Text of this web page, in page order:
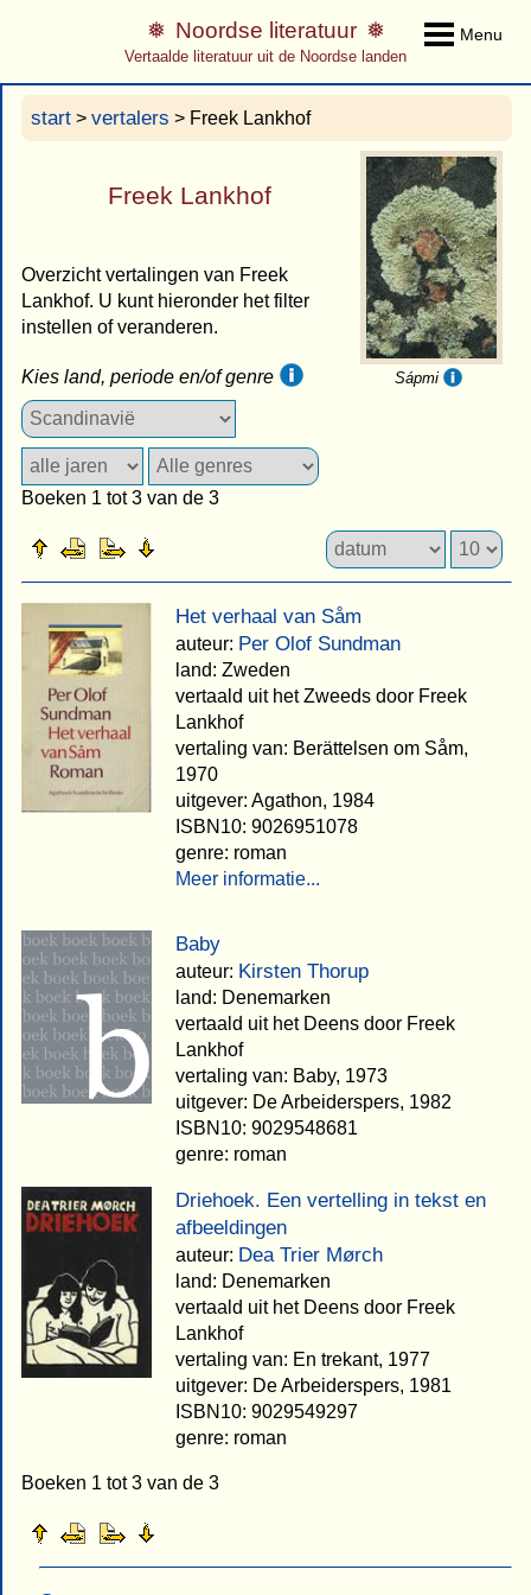
Menu
Noordse literatuur
Vertaalde literatuur uit de Noordse landen
start > vertalers > Freek Lankhof
Sápmi
Freek Lankhof
Overzicht vertalingen van Freek
Lankhof. U kunt hieronder het filter
instellen of veranderen.
Kies land, periode en/of genre
Boeken 1 tot 3 van de 3
Het verhaal van Såm
auteur: Per Olof Sundman
land: Zweden
vertaald uit het Zweeds door Freek
Lankhof
vertaling van: Berättelsen om Såm,
1970
uitgever: Agathon, 1984
ISBN10: 9026951078
genre: roman
Meer informatie...
Baby
auteur: Kirsten Thorup
land: Denemarken
vertaald uit het Deens door Freek
Lankhof
vertaling van: Baby, 1973
uitgever: De Arbeiderspers, 1982
ISBN10: 9029548681
genre: roman
Driehoek. Een vertelling in tekst en
afbeeldingen
auteur: Dea Trier Mørch
land: Denemarken
vertaald uit het Deens door Freek
Lankhof
vertaling van: En trekant, 1977
uitgever: De Arbeiderspers, 1981
ISBN10: 9029549297
genre: roman
Boeken 1 tot 3 van de 3